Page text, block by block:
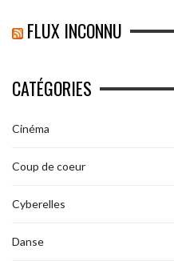
FLUX INCONNU
CATÉGORIES
Cinéma
Coup de coeur
Cyberelles
Danse